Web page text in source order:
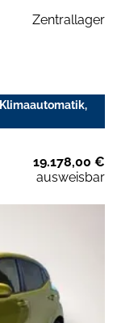
Zentrallager
Klimaautomatik,
19.178,00 €
ausweisbar